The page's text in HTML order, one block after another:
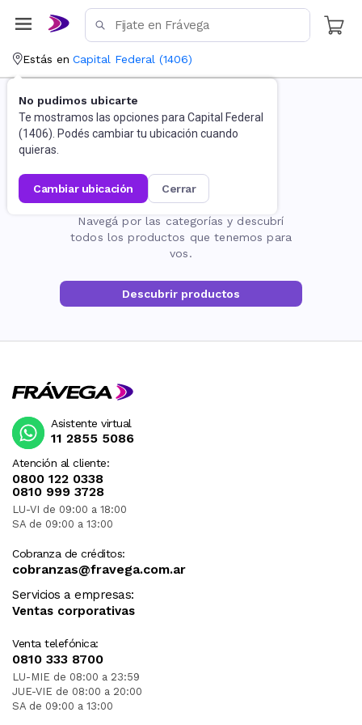
Estás en Capital Federal (1406)
No pudimos ubicarte
Te mostramos las opciones para Capital Federal
(1406). Podés cambiar tu ubicación cuando
quieras.
cambiar ubicación cerrar
La página no existe
Navegá por las categorías y descubrí
todos los productos que tenemos para
vos.
Descubrir productos
Atención al cliente:
0800 122 0338
0810 999 3728
LU-VI de 09:00 a 18:00
SA de 09:00 a 13:00
Cobranza de créditos:
cobranzas@fravega.com.ar
Servicios a empresas:
Ventas corporativas
Venta telefónica:
0810 333 8700
LU-MIE de 08:00 a 23:59
JUE-VIE de 08:00 a 20:00
SA de 09:00 a 13:00
Asistente virtual
11 2855 5086